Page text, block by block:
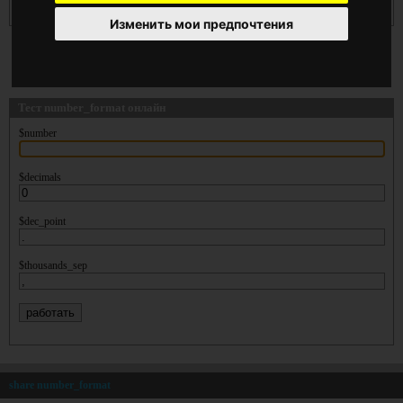
Изменить мои предпочтения
string $thousands_sep ] )
$number
$decimals
$dec_point
$thousands_sep
share number_format